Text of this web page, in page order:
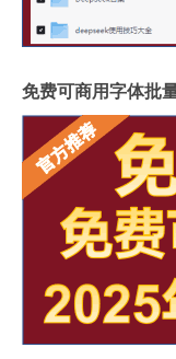
免费可商用字体批